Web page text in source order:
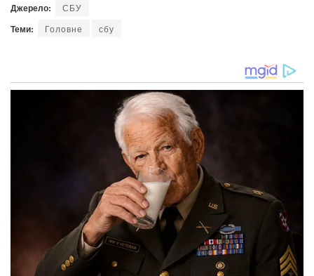
Джерело: СБУ
Теми: Головне сбу